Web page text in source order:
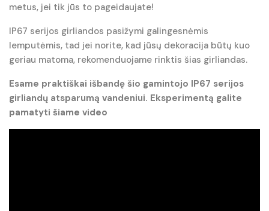
metus, jei tik jūs to pageidaujate!
IP67 serijos girliandos pasižymi galingesnėmis
lemputėmis, tad jei norite, kad jūsų dekoracija būtų kuo
geriau matoma, rekomenduojame rinktis šias girliandas.
Esame praktiškai išbandę šio gamintojo IP67 serijos
girliandų atsparumą vandeniui. Eksperimentą galite
pamatyti šiame video